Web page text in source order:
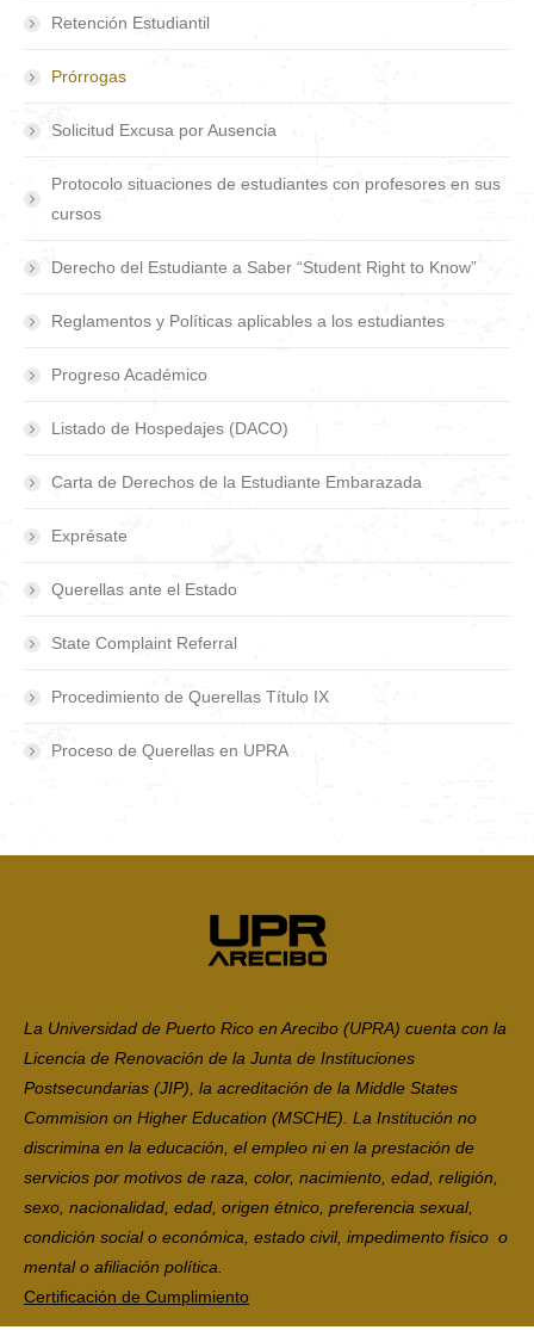
Retención Estudiantil
Prórrogas
Solicitud Excusa por Ausencia
Protocolo situaciones de estudiantes con profesores en sus
cursos
Derecho del Estudiante a Saber “Student Right to Know”
Reglamentos y Políticas aplicables a los estudiantes
Progreso Académico
Listado de Hospedajes (DACO)
Carta de Derechos de la Estudiante Embarazada
Exprésate
Querellas ante el Estado
State Complaint Referral
Procedimiento de Querellas Título IX
Proceso de Querellas en UPRA
La Universidad de Puerto Rico en Arecibo (UPRA) cuenta con la
Licencia de Renovación de la Junta de Instituciones
Postsecundarias (JIP), la acreditación de la Middle States
Commision on Higher Education (MSCHE). La Institución no
discrimina en la educación, el empleo ni en la prestación de
servicios por motivos de raza, color, nacimiento, edad, religión,
sexo, nacionalidad, edad, origen étnico, preferencia sexual,
condición social o económica, estado civil, impedimento físico o
mental o afiliación política.
Certificación de Cumplimiento